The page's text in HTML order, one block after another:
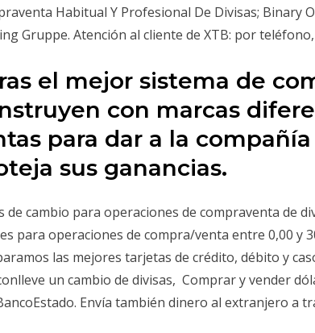
Habitual Y Profesional De Divisas; Binary
Gruppe. Atención al cliente de XTB: por
el mejor sistema de
con marcas
para dar a la
sus ganancias.
de cambio para operaciones de compraventa de
para operaciones de compra/venta entre 0,00 y
las mejores tarjetas de crédito, débito y
un cambio de divisas, Comprar y vender
Envía también dinero al extranjero a